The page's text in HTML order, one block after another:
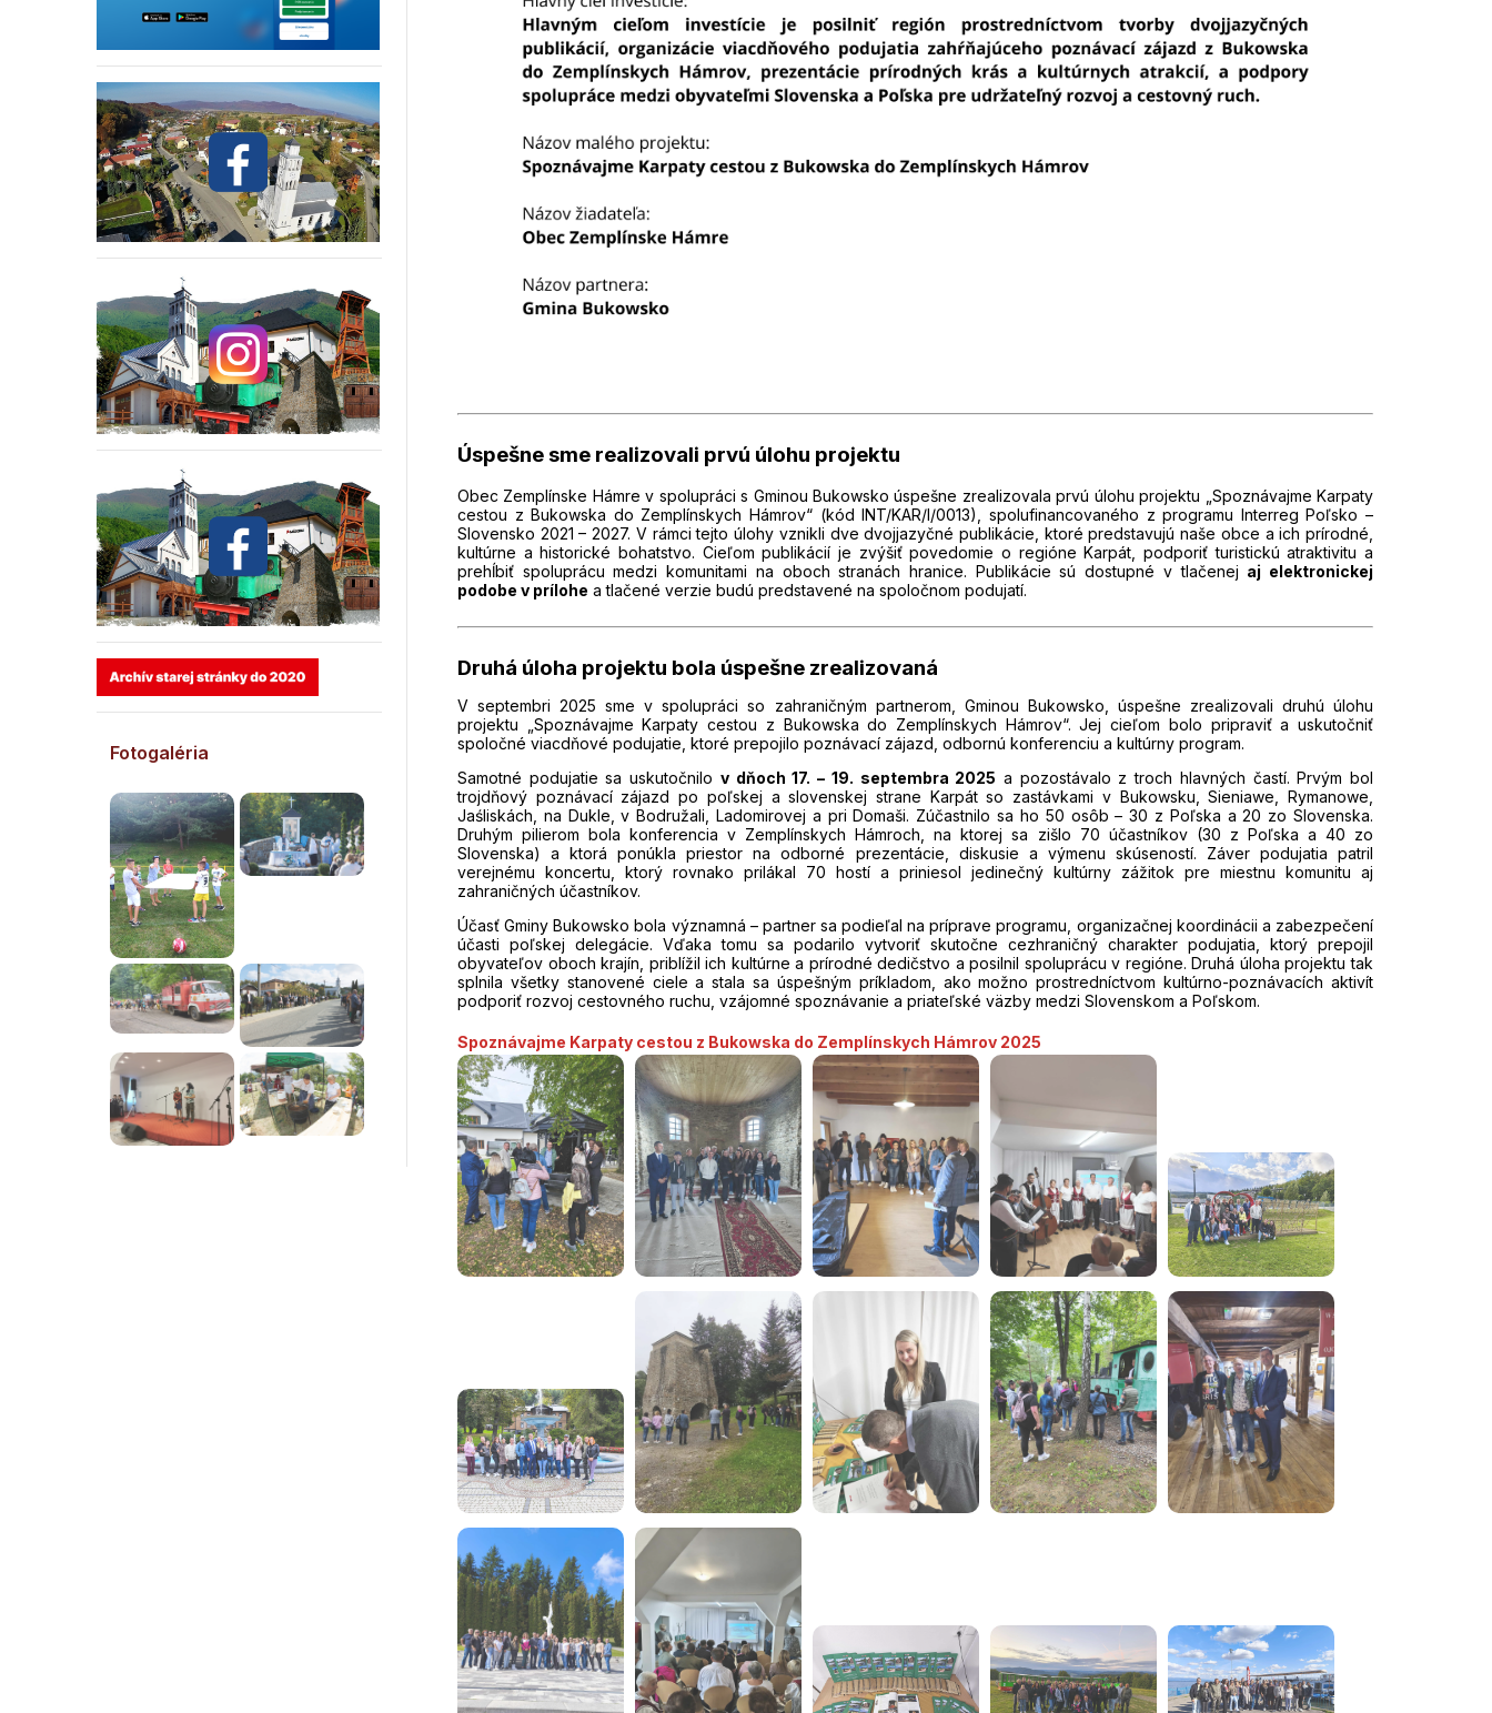
Fotogaléria
Úspešne sme realizovali prvú úlohu projektu
Obec Zemplínske Hámre v spolupráci s Gminou Bukowsko úspešne zrealizovala prvú úlohu projektu „Spoznávajme Karpaty
cestou z Bukowska do Zemplínskych Hámrov“ (kód INT/KAR/I/0013), spolufinancovaného z programu Interreg Poľsko –
Slovensko 2021 – 2027. V rámci tejto úlohy vznikli dve dvojjazyčné publikácie, ktoré predstavujú naše obce a ich prírodné,
kultúrne a historické bohatstvo. Cieľom publikácií je zvýšiť povedomie o regióne Karpát, podporiť turistickú atraktivitu a
prehĺbiť spoluprácu medzi komunitami na oboch stranách hranice. Publikácie sú dostupné v tlačenej aj elektronickej
podobe v prílohe a tlačené verzie budú predstavené na spoločnom podujatí.
Druhá úloha projektu bola úspešne zrealizovaná
V septembri 2025 sme v spolupráci so zahraničným partnerom, Gminou Bukowsko, úspešne zrealizovali druhú úlohu
projektu „Spoznávajme Karpaty cestou z Bukowska do Zemplínskych Hámrov“. Jej cieľom bolo pripraviť a uskutočniť
spoločné viacdňové podujatie, ktoré prepojilo poznávací zájazd, odbornú konferenciu a kultúrny program.
Samotné podujatie sa uskutočnilo v dňoch 17. – 19. septembra 2025 a pozostávalo z troch hlavných častí. Prvým bol
trojdňový poznávací zájazd po poľskej a slovenskej strane Karpát so zastávkami v Bukowsku, Sieniawe, Rymanowe,
Jaśliskách, na Dukle, v Bodružali, Ladomirovej a pri Domaši. Zúčastnilo sa ho 50 osôb – 30 z Poľska a 20 zo Slovenska.
Druhým pilierom bola konferencia v Zemplínskych Hámroch, na ktorej sa zišlo 70 účastníkov (30 z Poľska a 40 zo
Slovenska) a ktorá ponúkla priestor na odborné prezentácie, diskusie a výmenu skúseností. Záver podujatia patril
verejnému koncertu, ktorý rovnako prilákal 70 hostí a priniesol jedinečný kultúrny zážitok pre miestnu komunitu aj
zahraničných účastníkov.
Účasť Gminy Bukowsko bola významná – partner sa podieľal na príprave programu, organizačnej koordinácii a zabezpečení
účasti poľskej delegácie. Vďaka tomu sa podarilo vytvoriť skutočne cezhraničný charakter podujatia, ktorý prepojil
obyvateľov oboch krajín, priblížil ich kultúrne a prírodné dedičstvo a posilnil spoluprácu v regióne. Druhá úloha projektu tak
splnila všetky stanovené ciele a stala sa úspešným príkladom, ako možno prostredníctvom kultúrno-poznávacích aktivít
podporiť rozvoj cestovného ruchu, vzájomné spoznávanie a priateľské väzby medzi Slovenskom a Poľskom.
Spoznávajme Karpaty cestou z Bukowska do Zemplínskych Hámrov 2025